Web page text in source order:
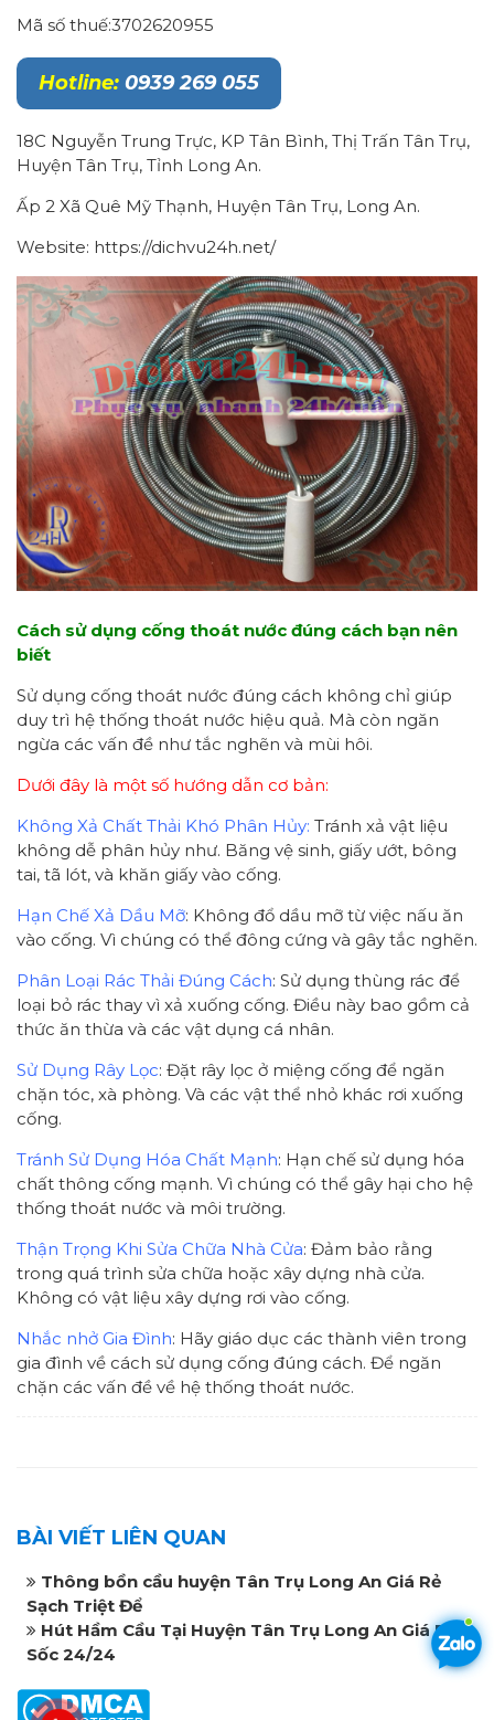
Mã số thuế:3702620955
Hotline: 0939 269 055
18C Nguyễn Trung Trực, KP Tân Bình, Thị Trấn Tân Trụ,
Huyện Tân Trụ, Tỉnh Long An.
Ấp 2 Xã Quê Mỹ Thạnh, Huyện Tân Trụ, Long An.
Website: https://dichvu24h.net/
Cách sử dụng cống thoát nước đúng cách bạn nên
biết
Sử dụng cống thoát nước đúng cách không chỉ giúp
duy trì hệ thống thoát nước hiệu quả. Mà còn ngăn
ngừa các vấn đề như tắc nghẽn và mùi hôi.
Dưới đây là một số hướng dẫn cơ bản:
Không Xả Chất Thải Khó Phân Hủy: Tránh xả vật liệu
không dễ phân hủy như. Băng vệ sinh, giấy ướt, bông
tai, tã lót, và khăn giấy vào cống.
Hạn Chế Xả Dầu Mỡ: Không đổ dầu mỡ từ việc nấu ăn
vào cống. Vì chúng có thể đông cứng và gây tắc nghẽn.
Phân Loại Rác Thải Đúng Cách: Sử dụng thùng rác để
loại bỏ rác thay vì xả xuống cống. Điều này bao gồm cả
thức ăn thừa và các vật dụng cá nhân.
Sử Dụng Rây Lọc: Đặt rây lọc ở miệng cống để ngăn
chặn tóc, xà phòng. Và các vật thể nhỏ khác rơi xuống
cống.
Tránh Sử Dụng Hóa Chất Mạnh: Hạn chế sử dụng hóa
chất thông cống mạnh. Vì chúng có thể gây hại cho hệ
thống thoát nước và môi trường.
Thận Trọng Khi Sửa Chữa Nhà Cửa: Đảm bảo rằng
trong quá trình sửa chữa hoặc xây dựng nhà cửa.
Không có vật liệu xây dựng rơi vào cống.
Nhắc nhở Gia Đình: Hãy giáo dục các thành viên trong
gia đình về cách sử dụng cống đúng cách. Để ngăn
chặn các vấn đề về hệ thống thoát nước.
BÀI VIẾT LIÊN QUAN
Thông bồn cầu huyện Tân Trụ Long An Giá Rẻ
Sạch Triệt Để
Hút Hầm Cầu Tại Huyện Tân Trụ Long An Giá Rẻ
Sốc 24/24